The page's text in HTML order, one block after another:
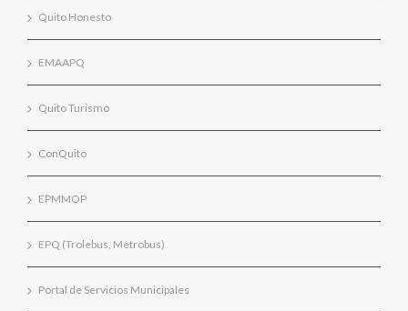
Quito Honesto
EMAAPQ
Quito Turismo
ConQuito
EPMMOP
EPQ (Trolebus, Metrobus)
Portal de Servicios Municipales